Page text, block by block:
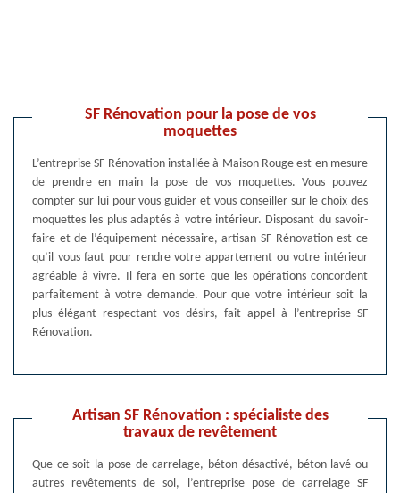
SF Rénovation pour la pose de vos
moquettes
L’entreprise SF Rénovation installée à Maison Rouge est en mesure
de prendre en main la pose de vos moquettes. Vous pouvez
compter sur lui pour vous guider et vous conseiller sur le choix des
moquettes les plus adaptés à votre intérieur. Disposant du savoir-
faire et de l’équipement nécessaire, artisan SF Rénovation est ce
qu’il vous faut pour rendre votre appartement ou votre intérieur
agréable à vivre. Il fera en sorte que les opérations concordent
parfaitement à votre demande. Pour que votre intérieur soit la
plus élégant respectant vos désirs, fait appel à l’entreprise SF
Rénovation.
Artisan SF Rénovation : spécialiste des
travaux de revêtement
Que ce soit la pose de carrelage, béton désactivé, béton lavé ou
autres revêtements de sol, l’entreprise pose de carrelage SF